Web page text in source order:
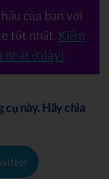
của bạn với
tốt nhất. Kiểm
nhất ở đây!
cụ này. Hãy chia